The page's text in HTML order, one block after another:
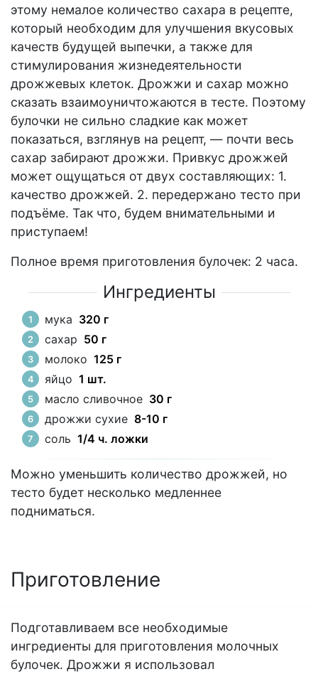
этому немалое количество сахара в рецепте,
который необходим для улучшения вкусовых
качеств будущей выпечки, а также для
стимулирования жизнедеятельности
дрожжевых клеток. Дрожжи и сахар можно
сказать взаимоуничтожаются в тесте. Поэтому
булочки не сильно сладкие как может
показаться, взглянув на рецепт, — почти весь
сахар забирают дрожжи. Привкус дрожжей
может ощущаться от двух составляющих: 1.
качество дрожжей. 2. передержано тесто при
подъёме. Так что, будем внимательными и
приступаем!
Полное время приготовления булочек: 2 часа.
Ингредиенты
мука 320 г
сахар 50 г
молоко 125 г
яйцо 1 шт.
масло сливочное 30 г
дрожжи сухие 8-10 г
соль 1/4 ч. ложки
Можно уменьшить количество дрожжей, но
тесто будет несколько медленнее
подниматься.
Приготовление
Подготавливаем все необходимые
ингредиенты для приготовления молочных
булочек. Дрожжи я использовал